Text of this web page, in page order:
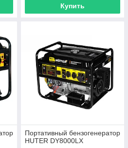
Купить
Портативный бензогенератор
HUTER DY8000LX